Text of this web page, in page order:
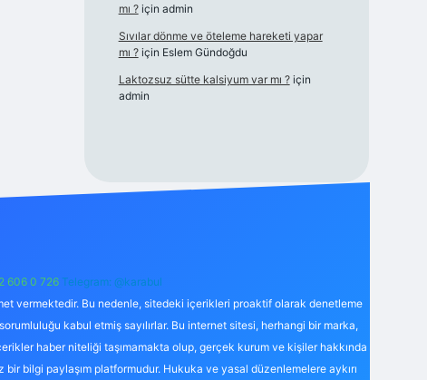
mı ?için admin
Sıvılar dönme ve öteleme hareketi yapar
mı ?için Eslem Gündoğdu
Laktozsuz sütte kalsiyum var mı ?için
admin
606 0 726 Telegram: @karabul
vermektedir. Bu nedenle, sitedeki içerikleri proaktif olarak denetleme
kabul etmiş sayılırlar. Bu internet sitesi, herhangi bir marka,
haber niteliği taşımamakta olup, gerçek kurum ve kişiler hakkında
bilgi paylaşım platformudur. Hukuka ve yasal düzenlemelere aykırı